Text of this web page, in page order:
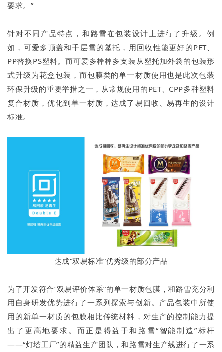
要求。”
针对不同产品特点，和路雪在包装设计上进行了升级。例
如，可爱多顶盖和千层雪的塑托，用回收性能更好的PET、
PP替换PS塑料。而可爱多棒棒多支装从塑托加外袋的包装形
式升级为花盒包装，而包膜类的单一材质使用也是此次包装
环保升级的重要举措之一，从常规使用的PET、CPP多种塑料
复合材质，优化到单一材质，达成了易回收、易再生的设计
标准。
达成“双易标准”优秀级的部分产品
为了开发符合“双易评价体系”的单一材质包膜，和路雪充分利
用自身研发优势进行了一系列探索与创新。产品包装中所使
用的新单一材质的包膜相比传统材料，对生产的控制能力提
出了更高地要求。而正是得益于和路雪“智能制造”标杆
——“灯塔工厂”的精益生产团队，和路雪对生产线进行了一系